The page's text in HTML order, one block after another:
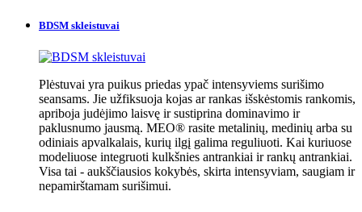
BDSM skleistuvai
Plėstuvai yra puikus priedas ypač intensyviems surišimo
seansams. Jie užfiksuoja kojas ar rankas išskėstomis rankomis,
apriboja judėjimo laisvę ir sustiprina dominavimo ir
paklusnumo jausmą. MEO® rasite metalinių, medinių arba su
odiniais apvalkalais, kurių ilgį galima reguliuoti. Kai kuriuose
modeliuose integruoti kulkšnies antrankiai ir rankų antrankiai.
Visa tai - aukščiausios kokybės, skirta intensyviam, saugiam ir
nepamirštamam surišimui.